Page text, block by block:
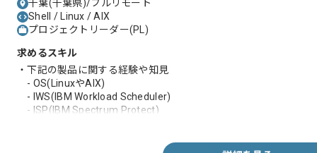
千葉(千葉県)/フルリモート
Shell / Linux / AIX
プロジェクトリーダー(PL)
求めるスキル
・下記の製品に関する経験や知見
- OS(LinuxやAIX)
- IWS(IBM Workload Scheduler)
- ISP(IBM Spectrum Protect)